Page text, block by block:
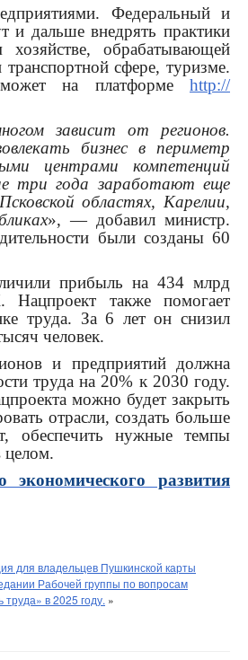
Федеральный и
и дальше внедрять практики
хозяйстве, обрабатывающей
сфере, туризме.
на платформе http://
зависит от регионов.
бизнес в периметр
центрами компетенций
три года заработают еще
областях, Карелии,
», — добавил министр.
были созданы 60
прибыль на 434 млрд
также помогает
труда. За 6 лет он снизил
человек.
и предприятий должна
труда на 20% к 2030 году.
можно будет закрыть
отрасли, создать больше
обеспечить нужные темпы
целом.
экономического развития
для владельцев Пушкинской карты
Рабочей группы по вопросам
в 2025 году. »